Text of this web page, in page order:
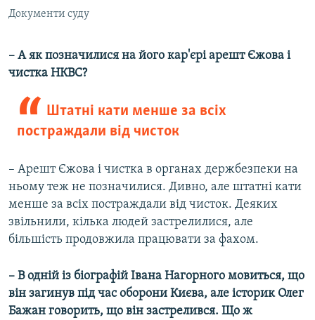
Документи суду
– А як позначилися на його кар'єрі арешт Єжова і
чистка НКВС?
Штатні кати менше за всіх
постраждали від чисток
– Арешт Єжова і чистка в органах держбезпеки на
ньому теж не позначилися. Дивно, але штатні кати
менше за всіх постраждали від чисток. Деяких
звільнили, кілька людей застрелилися, але
більшість продовжила працювати за фахом.
– В одній із біографій Івана Нагорного мовиться, що
він загинув під час оборони Києва, але історик Олег
Бажан говорить, що він застрелився. Що ж